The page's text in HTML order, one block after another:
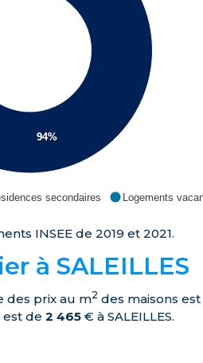
94%
secondaires Logements
INSEE de 2019 et 2021.
à SALEILLES
des prix au m2 des maisons
de 2 465 € à SALEILLES.